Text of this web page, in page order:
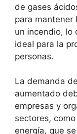
de gases
para mantener
un incendio, lo
ideal para la
personas.
La demanda
aumentado
empresas y
sectores,
energía, que